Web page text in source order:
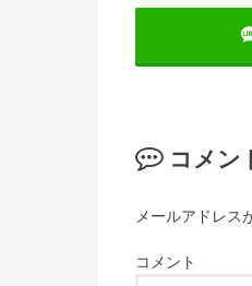
コメン
メールアドレス
コメント